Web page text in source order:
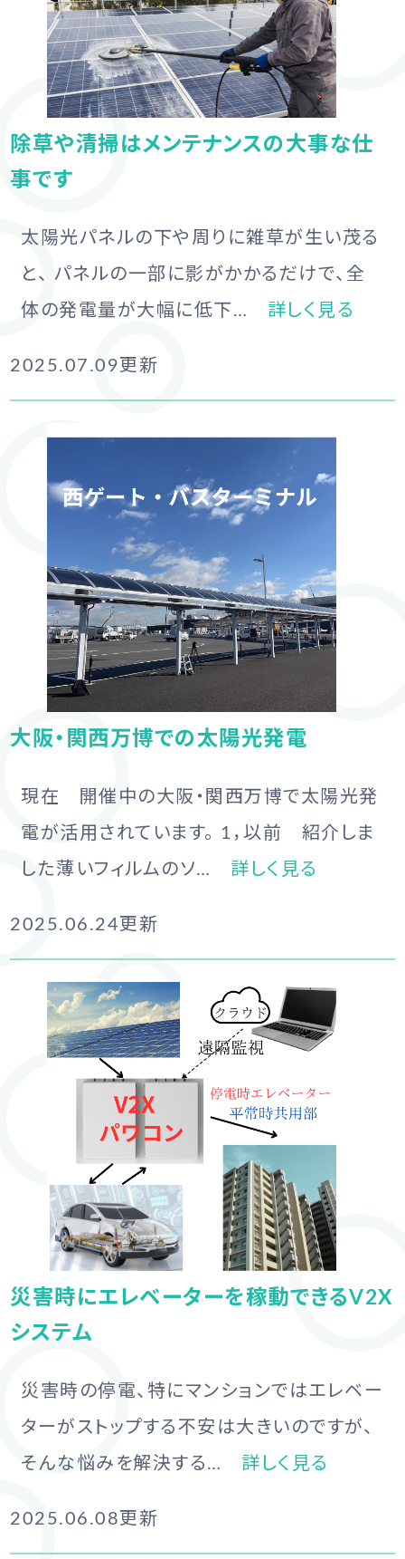
除草や清掃はメンテナンスの大事な仕
事です
太陽光パネルの下や周りに雑草が生い茂る
と、 パネルの一部に影がかかるだけで、全
体の発電量が大幅に低下…
詳しく見る
2025.07.09 更新
大阪・関西万博での太陽光発電
現在 開催中の大阪・関西万博で太陽光発
電が活用されています。 1，以前 紹介しま
した薄いフィルムのソ…
詳しく見る
2025.06.24 更新
災害時にエレベーターを稼動できるV2X
システム
災害時の停電、特にマンションではエレベー
ターがストップする不安は大きいのですが、
そんな悩みを解決する…
詳しく見る
2025.06.08更新